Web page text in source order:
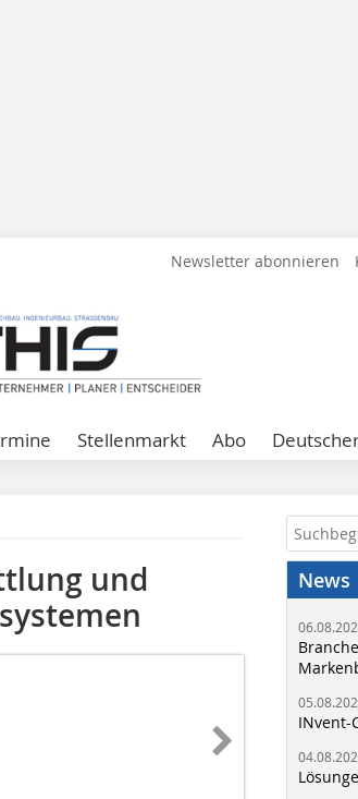
Newsletter abonnieren
Stellenmarkt Abo
und
News
INvent-